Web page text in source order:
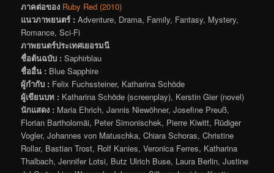
ภาคต่อของ Ruby Red (2010)
แนวภาพยนตร์ : Adventure, Drama, Family, Fantasy, Mystery,
Romance, Sci-Fi
ภาพยนตร์ประเทศเยอรมนี
ชื่อต้นฉบับ : Saphirblau
ชื่ออื่น : Blue Sapphire
ผู้กำกับ : Felix Fuchssteiner, Katharina Schöde
ผู้เขียนบท : Katharina Schöde (screenplay), Kerstin Gier (novel)
นักแสดง : Maria Ehrich, Jannis Niewöhner, Josefine Preuß,
Florian Bartholomäi, Peter Simonischek, Pierre Kiwitt, Rüdiger
Vogler, Johannes von Matuschka, Chiara Schoras, Christine
Rollar, Bastian Trost, Rolf Kanies, Veronica Ferres, Katharina
Thalbach, Jennifer Lotsi, Butz Ulrich Buse, Laura Berlin, Justine